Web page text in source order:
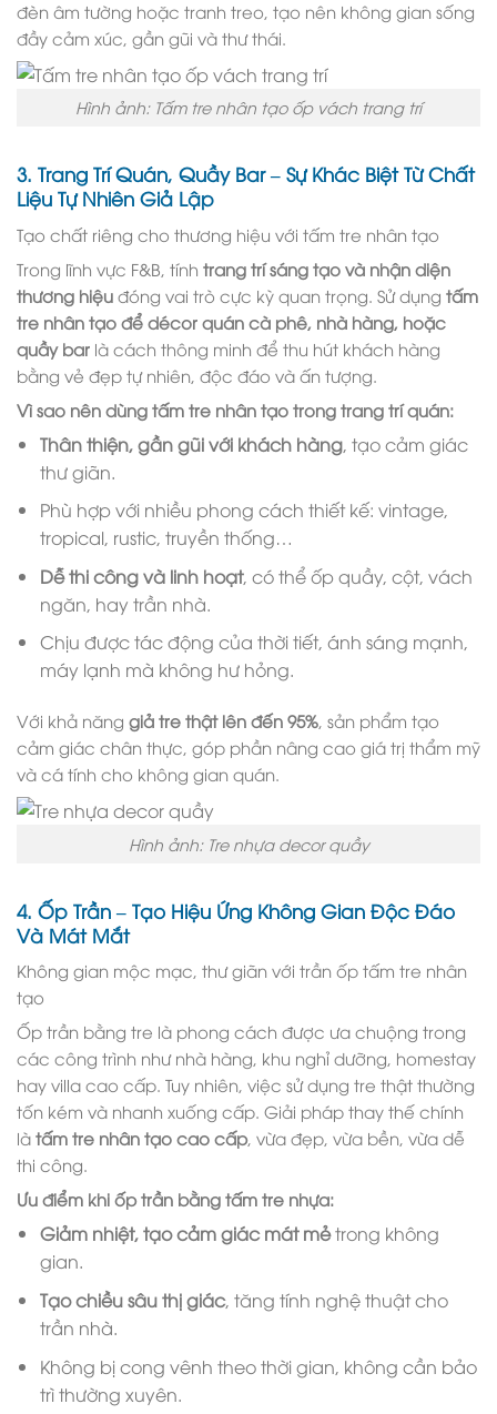
đèn âm tường hoặc tranh treo, tạo nên không gian sống
đầy cảm xúc, gần gũi và thư thái.
Hình ảnh: Tấm tre nhân tạo ốp vách trang trí
3. Trang Trí Quán, Quầy Bar – Sự Khác Biệt Từ Chất
Liệu Tự Nhiên Giả Lập
Tạo chất riêng cho thương hiệu với tấm tre nhân tạo
Trong lĩnh vực F&B, tính trang trí sáng tạo và nhận diện
thương hiệu đóng vai trò cực kỳ quan trọng. Sử dụng tấm
tre nhân tạo để décor quán cà phê, nhà hàng, hoặc
quầy bar là cách thông minh để thu hút khách hàng
bằng vẻ đẹp tự nhiên, độc đáo và ấn tượng.
Vì sao nên dùng tấm tre nhân tạo trong trang trí quán:
Thân thiện, gần gũi với khách hàng, tạo cảm giác
thư giãn.
Phù hợp với nhiều phong cách thiết kế: vintage,
tropical, rustic, truyền thống…
Dễ thi công và linh hoạt, có thể ốp quầy, cột, vách
ngăn, hay trần nhà.
Chịu được tác động của thời tiết, ánh sáng mạnh,
máy lạnh mà không hư hỏng.
Với khả năng giả tre thật lên đến 95%, sản phẩm tạo
cảm giác chân thực, góp phần nâng cao giá trị thẩm mỹ
và cá tính cho không gian quán.
Hình ảnh: Tre nhựa decor quầy
4. Ốp Trần – Tạo Hiệu Ứng Không Gian Độc Đáo
Và Mát Mắt
Không gian mộc mạc, thư giãn với trần ốp tấm tre nhân
tạo
Ốp trần bằng tre là phong cách được ưa chuộng trong
các công trình như nhà hàng, khu nghỉ dưỡng, homestay
hay villa cao cấp. Tuy nhiên, việc sử dụng tre thật thường
tốn kém và nhanh xuống cấp. Giải pháp thay thế chính
là tấm tre nhân tạo cao cấp, vừa đẹp, vừa bền, vừa dễ
thi công.
Ưu điểm khi ốp trần bằng tấm tre nhựa:
Giảm nhiệt, tạo cảm giác mát mẻtrong không
gian.
Tạo chiều sâu thị giác, tăng tính nghệ thuật cho
trần nhà.
Không bị cong vênh theo thời gian, không cần bảo
trì thường xuyên.